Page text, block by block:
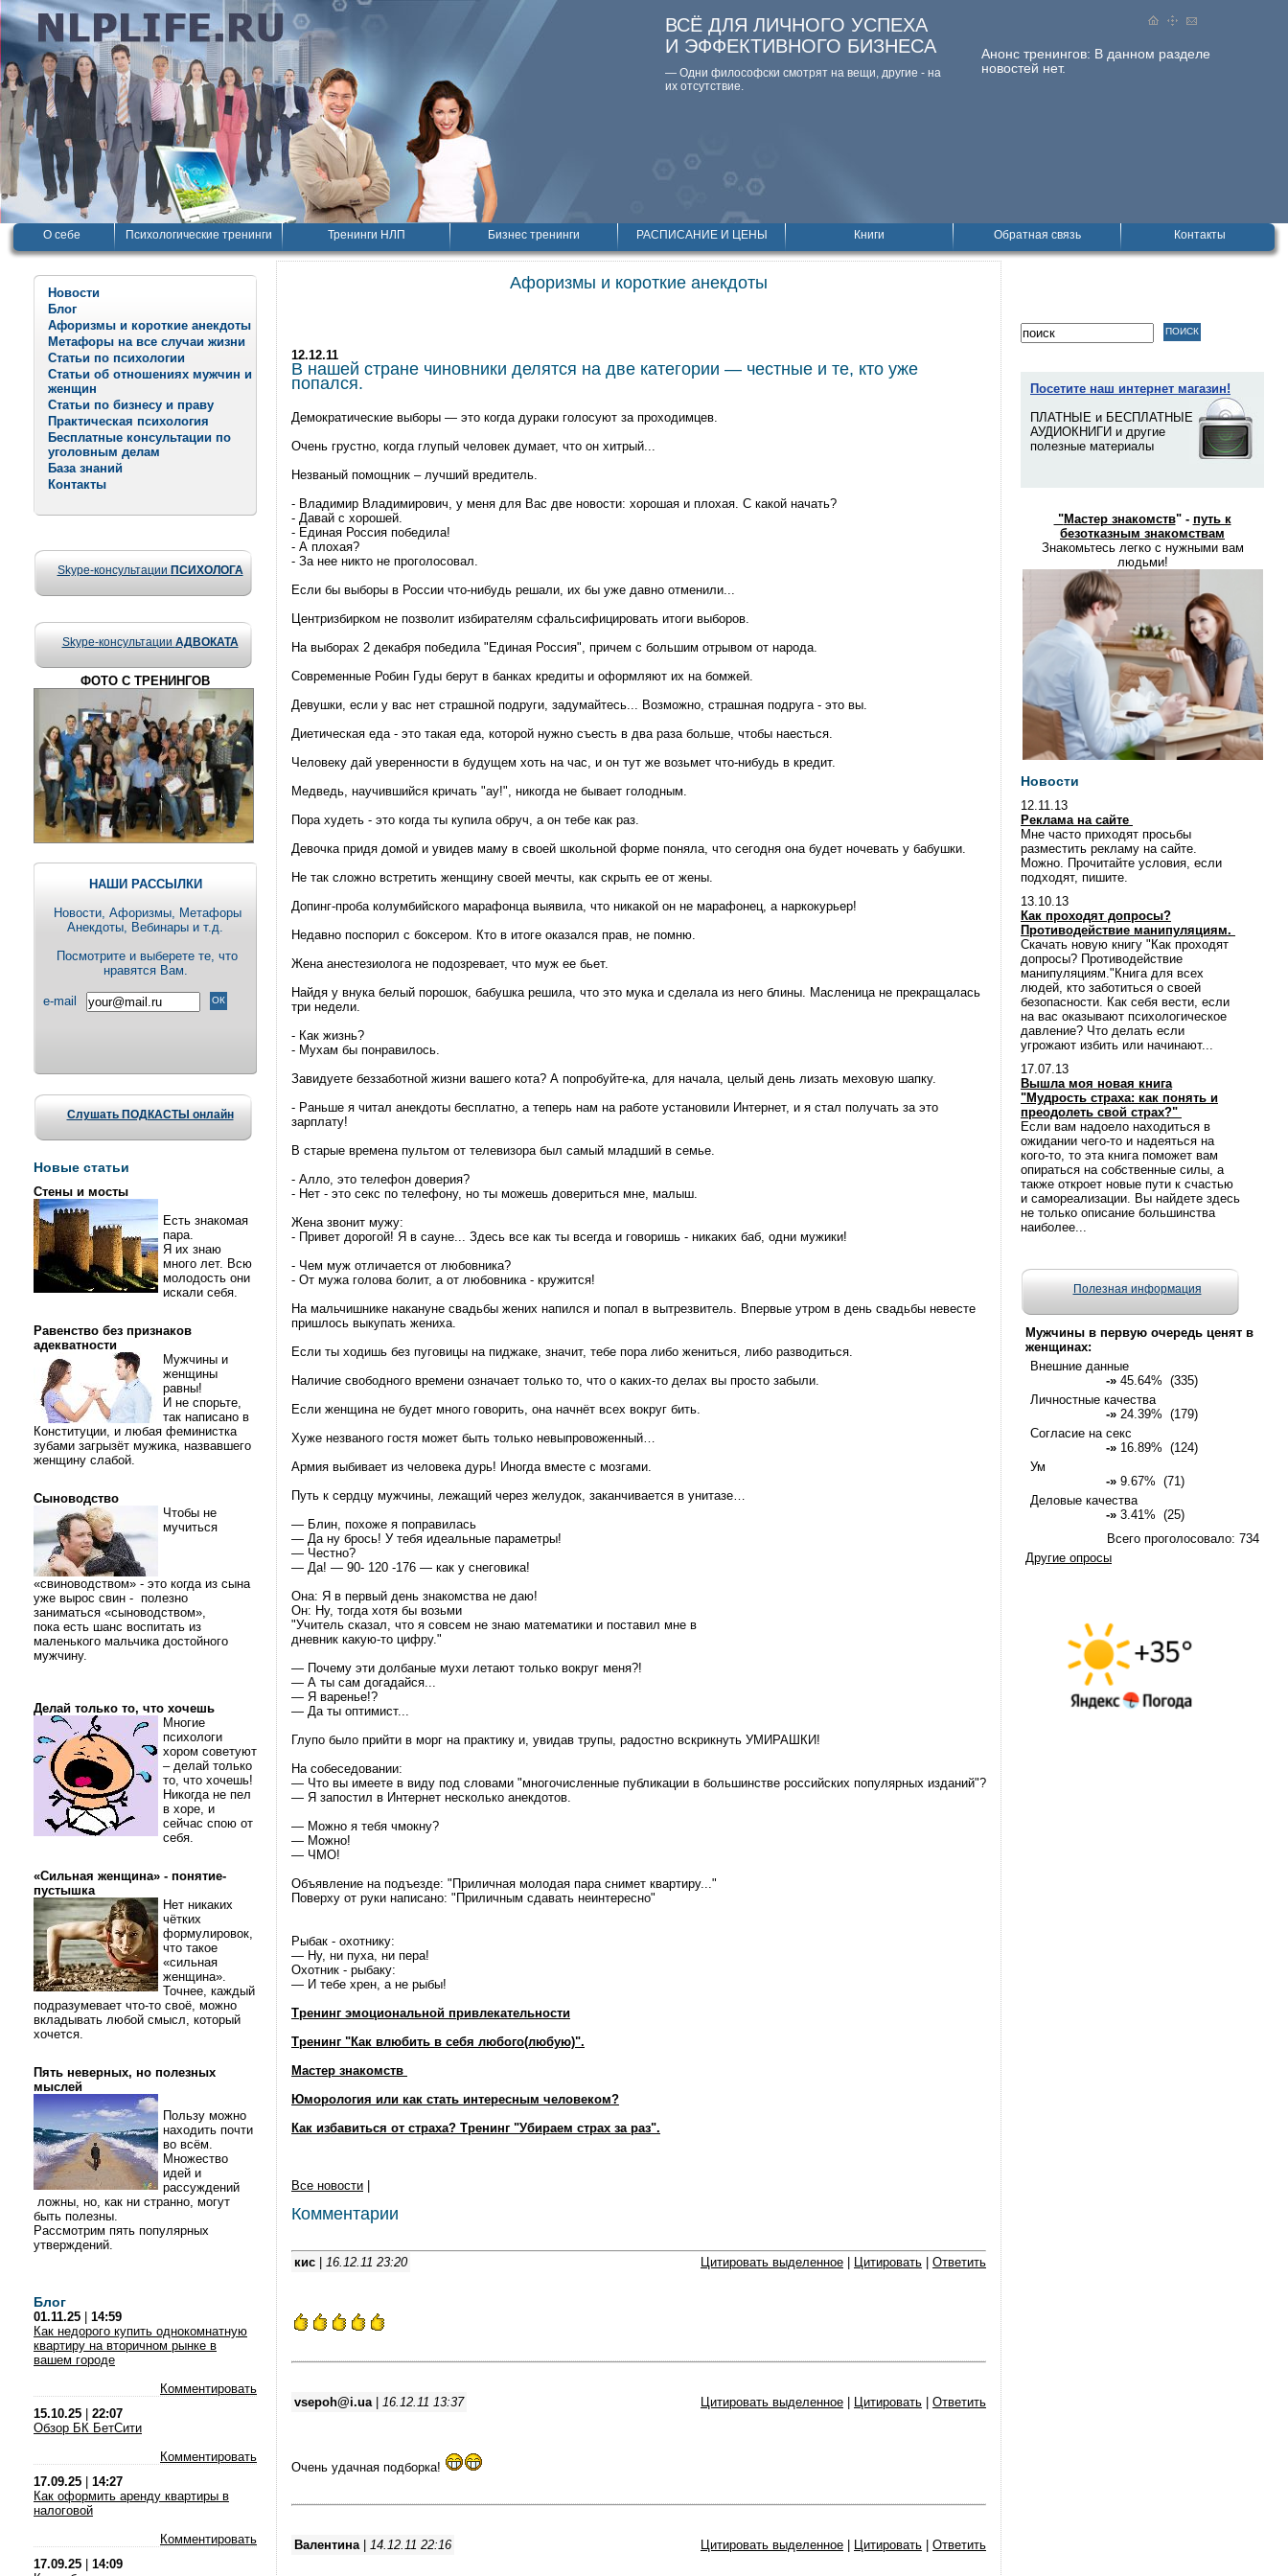
Анонс тренингов: В данном разделе
новостей нет.
ВСЁ ДЛЯ ЛИЧНОГО УСПЕХА
И ЭФФЕКТИВНОГО БИЗНЕСА
— Одни философски смотpят на вещи, дpугие - на
их отсутствие.
О себе Психологические тренинги Тренинги НЛП Бизнес тренинги РАСПИСАНИЕ И ЦЕНЫ Книги Обратная связь Контакты
Новости
Блог
Афоризмы и короткие анекдоты
Метафоры на все случаи жизни
Статьи по психологии
Статьи об отношениях мужчин и
женщин
Статьи по бизнесу и праву
Практическая психология
Бесплатные консультации по
уголовным делам
База знаний
Контакты
Skype-консультации ПСИХОЛОГА
Skype-консультации АДВОКАТА
ФОТО С ТРЕНИНГОВ
НАШИ РАССЫЛКИ
Новости, Aфоризмы, Метафоры
Анекдоты, Вебинары и т.д.
Посмотрите и выберете те, что
нравятся Вам.
e-mail
Слушать ПОДКАСТЫ онлайн
Новые статьи
Стены и мосты
Есть знакомая
пара.
Я их знаю
много лет. Всю
молодость они
искали себя.
Равенство без признаков
адекватности
Мужчины и
женщины
равны!
И не спорьте,
так написано в
Конституции, и любая феминистка
зубами загрызёт мужика, назвавшего
женщину слабой.
Сыноводство
Чтобы не
мучиться
«свиноводством» - это когда из сына
уже вырос свин - полезно
заниматься «сыноводством»,
пока есть шанс воспитать из
маленького мальчика достойного
мужчину.
Делай только то, что хочешь
Многие
психологи
хором советуют
– делай только
то, что хочешь!
Никогда не пел
в хоре, и
сейчас спою от
себя.
«Сильная женщина» - понятие-
пустышка
Нет никаких
чётких
формулировок,
что такое
«сильная
женщина».
Точнее, каждый
подразумевает что-то своё, можно
вкладывать любой смысл, который
хочется.
Пять неверных, но полезных
мыслей
Пользу можно
находить почти
во всём.
Множество
идей и
рассуждений
ложны, но, как ни странно, могут
быть полезны.
Рассмотрим пять популярных
утверждений.
Блог
01.11.25
14:59
Как недорого купить однокомнатную
квартиру на вторичном рынке в
вашем городе
Комментировать
15.10.25
22:07
Обзор БК БетСити
Комментировать
17.09.25
14:27
Как оформить аренду квартиры в
налоговой
Комментировать
17.09.25
14:09
Афоризмы и короткие анекдоты
12.12.11
В нашей стране чиновники делятся на две категории — честные и те, кто уже
попался.
Демократические выборы — это когда дураки голосуют за проходимцев.
Очень грустно, когда глупый человек думает, что он хитрый...
Незваный помощник – лучший вредитель.
- Владимир Владимирович, у меня для Вас две новости: хорошая и плохая. С какой начать?
- Давай с хорошей.
- Единая Россия победила!
- А плохая?
- За нее никто не проголосовал.
Если бы выборы в России что-нибудь решали, их бы уже давно отменили...
Центризбирком не позволит избирателям сфальсифицировать итоги выборов.
На выборах 2 декабря победила "Единая Россия", причем с большим отрывом от народа.
Современные Робин Гуды берут в банках кредиты и оформляют их на бомжей.
Девушки, если у вас нет страшной подруги, задумайтесь... Возможно, страшная подруга - это вы.
Диетическая еда - это такая еда, которой нужно съесть в два раза больше, чтобы наесться.
Человеку дай уверенности в будущем хоть на час, и он тут же возьмет что-нибудь в кредит.
Медведь, научившийся кричать "ау!", никогда не бывает голодным.
Пора худеть - это когда ты купила обруч, а он тебе как раз.
Девочка придя домой и увидев маму в своей школьной форме поняла, что сегодня она будет ночевать у бабушки.
Не так сложно встретить женщину своей мечты, как скрыть ее от жены.
Допинг-проба колумбийского марафонца выявила, что никакой он не марафонец, а наркокурьер!
Недавно поспорил с боксером. Кто в итоге оказался прав, не помню.
Жена анестезиолога не подозревает, что муж ее бьет.
Найдя у внука белый порошок, бабушка решила, что это мука и сделала из него блины. Масленица не прекращалась
три недели.
- Как жизнь?
- Мухам бы понравилось.
Завидуете беззаботной жизни вашего кота? А попробуйте-ка, для начала, целый день лизать меховую шапку.
- Раньше я читал анекдоты бесплатно, а теперь нам на работе установили Интернет, и я стал получать за это
зарплату!
В старые времена пультом от телевизора был самый младший в семье.
- Алло, это телефон доверия?
- Нет - это секс по телефону, но ты можешь довериться мне, малыш.
Жена звонит мужу:
- Привет дорогой! Я в сауне... Здесь все как ты всегда и говоришь - никаких баб, одни мужики!
- Чем муж отличается от любовника?
- От мужа голова болит, а от любовника - кружится!
На мальчишнике накануне свадьбы жених напился и попал в вытрезвитель. Впервые утром в день свадьбы невесте
пришлось выкупать жениха.
Если ты ходишь без пуговицы на пиджаке, значит, тебе пора либо жениться, либо разводиться.
Наличие свободного времени означает только то, что о каких-то делах вы просто забыли.
Если женщина не будет много говорить, она начнёт всех вокруг бить.
Хуже незваного гостя может быть только невыпровоженный…
Армия выбивает из человека дурь! Иногда вместе с мозгами.
Путь к сердцу мужчины, лежащий через желудок, заканчивается в унитазе…
— Блин, похоже я поправилась
— Да ну брось! У тебя идеальные параметры!
— Честно?
— Да! — 90- 120 -176 — как у снеговика!
Она: Я в первый день знакомства не даю!
Он: Ну, тогда хотя бы возьми
"Учитель сказал, что я совсем не знаю математики и поставил мне в
дневник какую-то цифру."
— Почему эти долбаные мухи летают только вокруг меня?!
— А ты сам догадайся...
— Я варенье!?
— Да ты оптимист...
Глупо было прийти в морг на практику и, увидав трупы, радостно вскрикнуть УМИРАШКИ!
На собеседовании:
— Что вы имеете в виду под словами "многочисленные публикации в большинстве российских популярных изданий"?
— Я запостил в Интернет несколько анекдотов.
— Можно я тебя чмокну?
— Можно!
— ЧМО!
Объявление на подъезде: "Приличная молодая пара снимет квартиру..."
Поверху от руки написано: "Приличным сдавать неинтересно"
Рыбак - охотнику:
— Ну, ни пуха, ни пера!
Охотник - рыбаку:
— И тебе хрен, а не рыбы!
Тренинг эмоциональной привлекательности
Тренинг "Как влюбить в себя любого(любую)".
Мастер знакомств
Юморология или как стать интересным человеком?
Как избавиться от страха? Тренинг "Убираем страх за раз".
Все новости
Комментарии
кис 16.12.11 23:20 Цитировать выделенное Цитировать Ответить
vsepoh@i.ua 16.12.11 13:37 Цитировать выделенное Цитировать Ответить
Очень удачная подборка!
Валентина 14.12.11 22:16 Цитировать выделенное Цитировать Ответить
Посетите наш интернет магазин!
ПЛАТНЫЕ и БЕСПЛАТНЫЕ
АУДИОКНИГИ и другие
полезные материалы
"Мастер знакомств" - путь к
безотказным знакомствам
Знакомьтесь легко с нужными вам
людьми!
Новости
12.11.13
Реклама на сайте
Мне часто приходят просьбы
разместить рекламу на сайте.
Можно. Прочитайте условия, если
подходят, пишите.
13.10.13
Как проходят допросы?
Противодействие манипуляциям.
Скачать новую книгу "Как проходят
допросы? Противодействие
манипуляциям."Книга для всех
людей, кто заботиться о своей
безопасности. Как себя вести, если
на вас оказывают психологическое
давление? Что делать если
угрожают избить или начинают...
17.07.13
Вышла моя новая книга
"Мудрость страха: как понять и
преодолеть свой страх?"
Если вам надоело находиться в
ожидании чего-то и надеяться на
кого-то, то эта книга поможет вам
опираться на собственные силы, а
также откроет новые пути к счастью
и самореализации. Вы найдете здесь
не только описание большинства
наиболее...
Полезная информация
Мужчины в первую очередь ценят в
женщинах:
Внешние данные
-» 45.64% (335)
Личностные качества
-» 24.39% (179)
Согласие на секс
-» 16.89% (124)
Ум
-» 9.67% (71)
Деловые качества
-» 3.41% (25)
Всего проголосовало: 734
Другие опросы